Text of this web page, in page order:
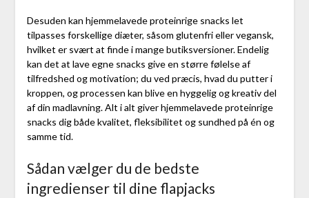
Desuden kan hjemmelavede proteinrige snacks let
tilpasses forskellige diæter, såsom glutenfri eller vegansk,
hvilket er svært at finde i mange butiksversioner. Endelig
kan det at lave egne snacks give en større følelse af
tilfredshed og motivation; du ved præcis, hvad du putter i
kroppen, og processen kan blive en hyggelig og kreativ del
af din madlavning. Alt i alt giver hjemmelavede proteinrige
snacks dig både kvalitet, fleksibilitet og sundhed på én og
samme tid.
Sådan vælger du de bedste
ingredienser til dine flapjacks